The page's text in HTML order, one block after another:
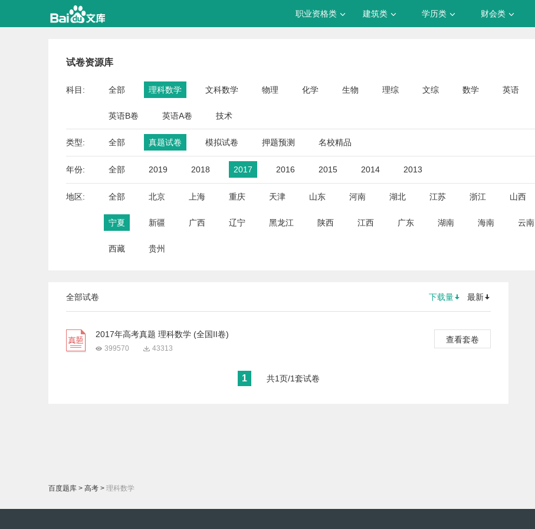
职业资格类 建筑类 学历类 财会类
试卷资源库
科目: 全部 理科数学 文科数学 物理 化学 生物 理综 文综 数学 英语
英语B卷 英语A卷 技术
类型: 全部 真题试卷 模拟试卷 押题预测 名校精品
年份: 全部 2019 2018 2017 2016 2015 2014 2013
地区: 全部 北京 上海 重庆 天津 山东 河南 湖北 江苏 浙江 山西
宁夏 新疆 广西 辽宁 黑龙江 陕西 江西 广东 湖南 海南 云南
西藏 贵州
全部试卷 下载量 最新
2017年高考真题 理科数学 (全国II卷)
399570 43313
查看套卷
1 共1页/1套试卷
百度题库 > 高考 > 理科数学